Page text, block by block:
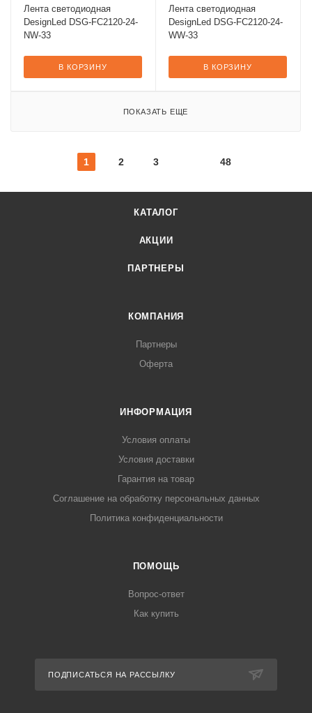
Лента светодиодная
DesignLed DSG-FC2120-24-
NW-33
В КОРЗИНУ
Лента светодиодная
DesignLed DSG-FC2120-24-
WW-33
В КОРЗИНУ
ПОКАЗАТЬ ЕЩЕ
1 2 3 48
КАТАЛОГ
АКЦИИ
ПАРТНЕРЫ
КОМПАНИЯ
Партнеры
Оферта
ИНФОРМАЦИЯ
Условия оплаты
Условия доставки
Гарантия на товар
Соглашение на обработку персональных данных
Политика конфиденциальности
ПОМОЩЬ
Вопрос-ответ
Как купить
ПОДПИСАТЬСЯ НА РАССЫЛКУ